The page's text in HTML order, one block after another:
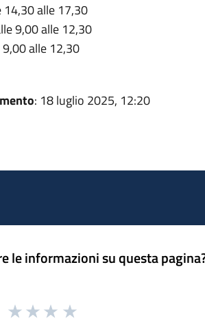
alle 17,30
9,00 alle 12,30
alle 12,30
: 18 luglio 2025, 12:20
le informazioni su questa